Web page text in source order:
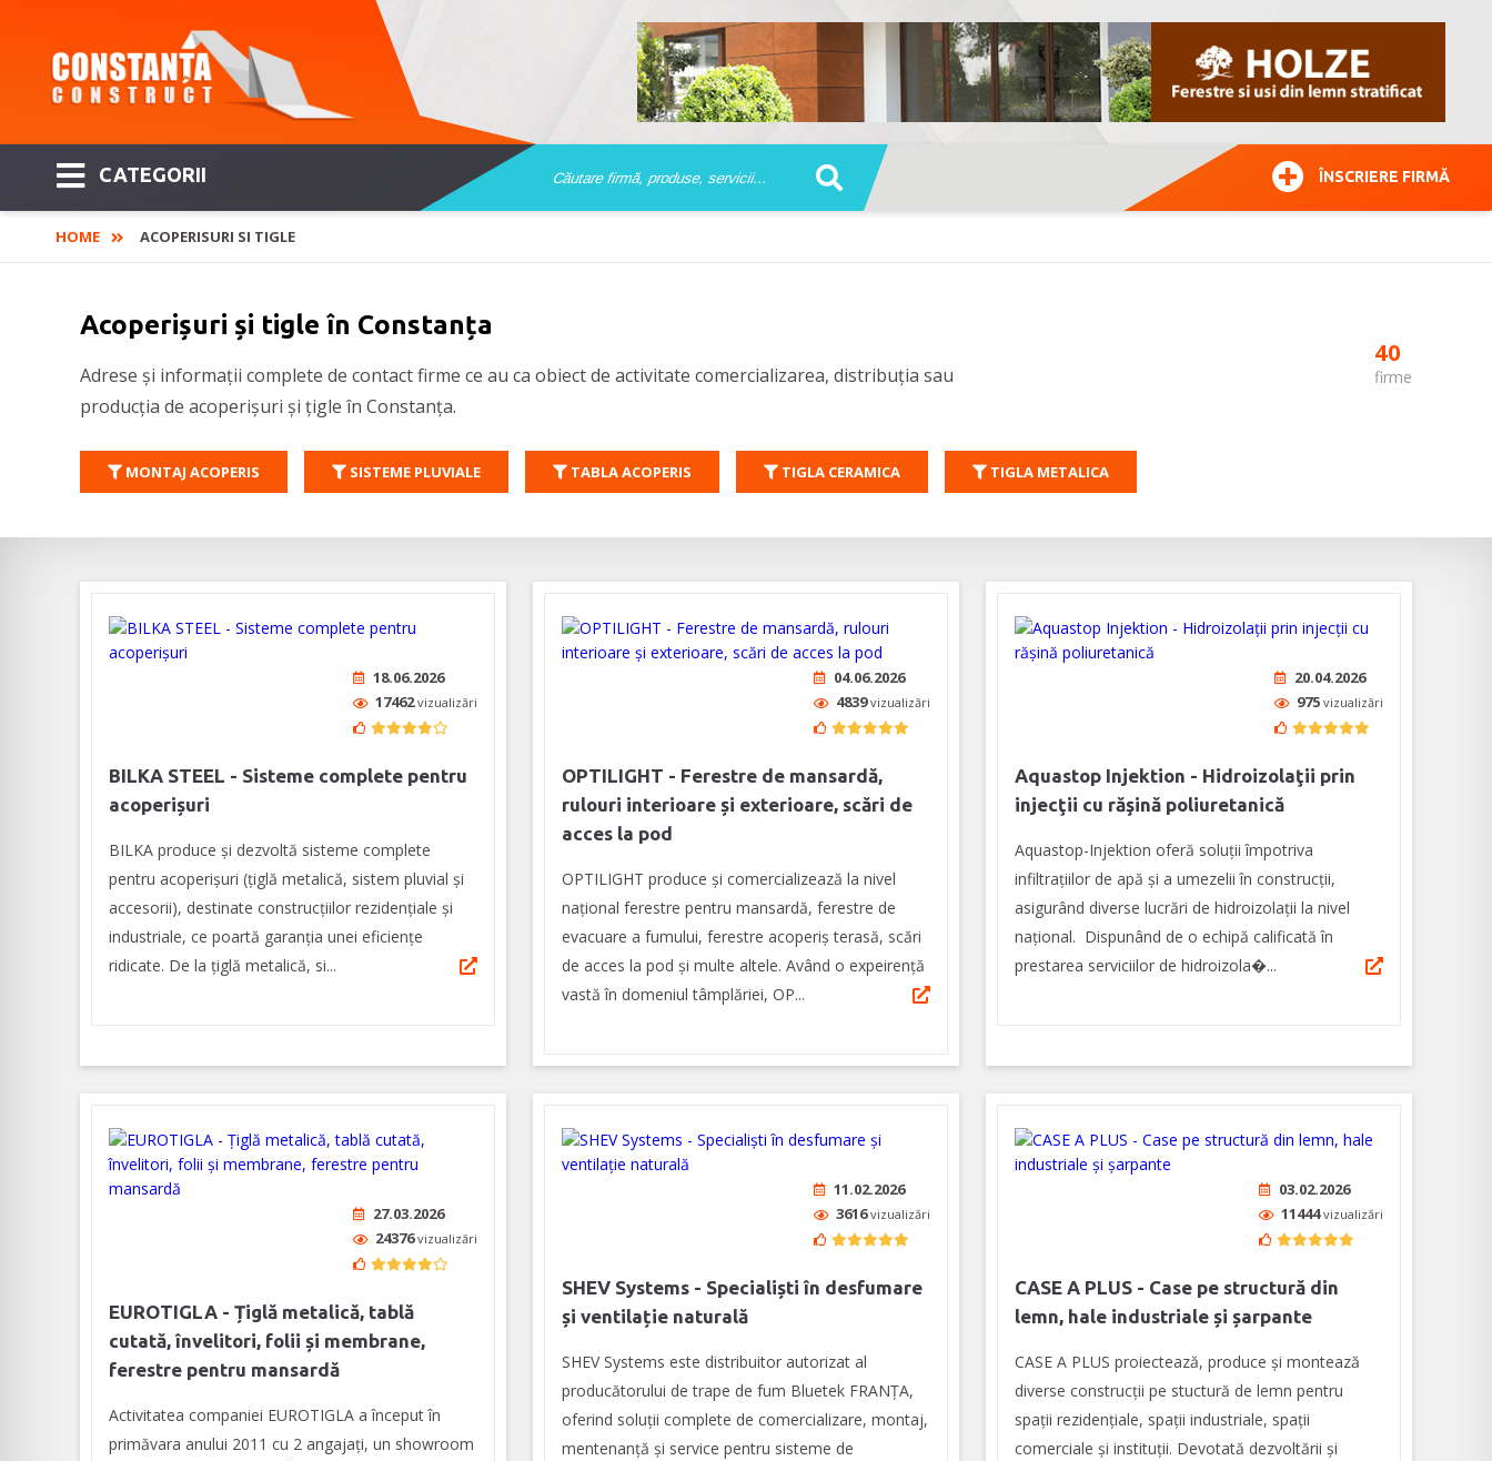
CATEGORII ÎNSCRIERE FIRMĂ
HOME ACOPERISURI SI TIGLE
Acoperișuri și tigle în Constanța
Adrese și informații complete de contact firme ce au ca obiect de activitate comercializarea, distribuția sau
producția de acoperișuri și țigle în Constanța.
40
firme
MONTAJ ACOPERIS SISTEME PLUVIALE TABLA ACOPERIS TIGLA CERAMICA TIGLA METALICA
18.06.2026
17462vizualizări
BILKA STEEL - Sisteme complete pentru
acoperișuri
BILKA produce și dezvoltă sisteme complete
pentru acoperișuri (țiglă metalică, sistem pluvial și
accesorii), destinate construcțiilor rezidențiale și
industriale, ce poartă garanția unei eficienţe
ridicate. De la țiglă metalică, si...
04.06.2026
4839vizualizări
OPTILIGHT - Ferestre de mansardă,
rulouri interioare și exterioare, scări de
acces la pod
OPTILIGHT produce şi comercializează la nivel
naţional ferestre pentru mansardă, ferestre de
evacuare a fumului, ferestre acoperiş terasă, scări
de acces la pod și multe altele. Având o expeirenţă
vastă în domeniul tâmplăriei, OP...
20.04.2026
975 vizualizări
Aquastop Injektion - Hidroizolaţii prin
injecţii cu răşină poliuretanică
Aquastop-Injektion oferă soluţii împotriva
infiltraţiilor de apă şi a umezelii în construcţii,
asigurând diverse lucrări de hidroizolaţii la nivel
naţional. Dispunând de o echipă calificată în
prestarea serviciilor de hidroizola�...
27.03.2026
24376vizualizări
EUROTIGLA - Țiglă metalică, tablă
cutată, învelitori, folii și membrane,
ferestre pentru mansardă
Activitatea companiei EUROTIGLA a început în
primăvara anului 2011 cu 2 angajați, un showroom
11.02.2026
3616vizualizări
SHEV Systems - Specialiști în desfumare
și ventilație naturală
SHEV Systems este distribuitor autorizat al
producătorului de trape de fum Bluetek FRANȚA,
oferind soluții complete de comercializare, montaj,
mentenanță și service pentru sisteme de
03.02.2026
11444vizualizări
CASE A PLUS - Case pe structură din
lemn, hale industriale și șarpante
CASE A PLUS proiectează, produce și montează
diverse construcții pe stuctură de lemn pentru
spații rezidențiale, spații industriale, spații
comerciale și instituții. Devotată dezvoltării și